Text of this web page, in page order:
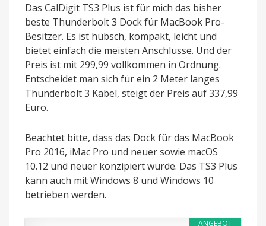
Das CalDigit TS3 Plus ist für mich das bisher
beste Thunderbolt 3 Dock für MacBook Pro-
Besitzer. Es ist hübsch, kompakt, leicht und
bietet einfach die meisten Anschlüsse. Und der
Preis ist mit 299,99 vollkommen in Ordnung.
Entscheidet man sich für ein 2 Meter langes
Thunderbolt 3 Kabel, steigt der Preis auf 337,99
Euro.
Beachtet bitte, dass das Dock für das MacBook
Pro 2016, iMac Pro und neuer sowie macOS
10.12 und neuer konzipiert wurde. Das TS3 Plus
kann auch mit Windows 8 und Windows 10
betrieben werden.
ANGEBOT